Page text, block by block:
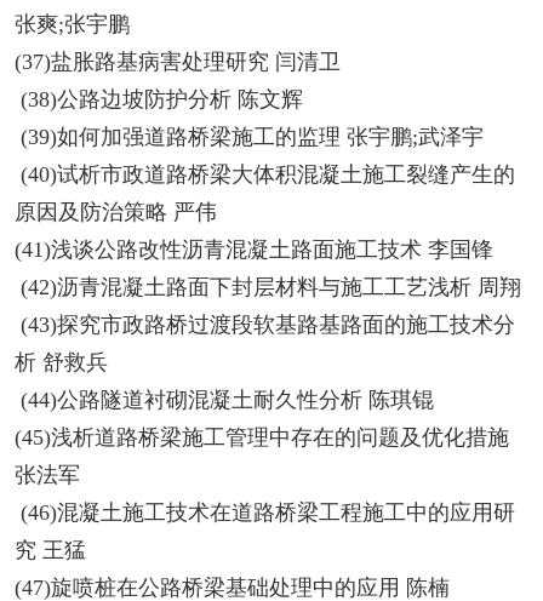
张爽;张宇鹏
(37)盐胀路基病害处理研究 闫清卫
(38)公路边坡防护分析 陈文辉
(39)如何加强道路桥梁施工的监理 张宇鹏;武泽宇
(40)试析市政道路桥梁大体积混凝土施工裂缝产生的
原因及防治策略 严伟
(41)浅谈公路改性沥青混凝土路面施工技术 李国锋
(42)沥青混凝土路面下封层材料与施工工艺浅析 周翔
(43)探究市政路桥过渡段软基路基路面的施工技术分
析 舒救兵
(44)公路隧道衬砌混凝土耐久性分析 陈琪锟
(45)浅析道路桥梁施工管理中存在的问题及优化措施
张法军
(46)混凝土施工技术在道路桥梁工程施工中的应用研
究 王猛
(47)旋喷桩在公路桥梁基础处理中的应用 陈楠